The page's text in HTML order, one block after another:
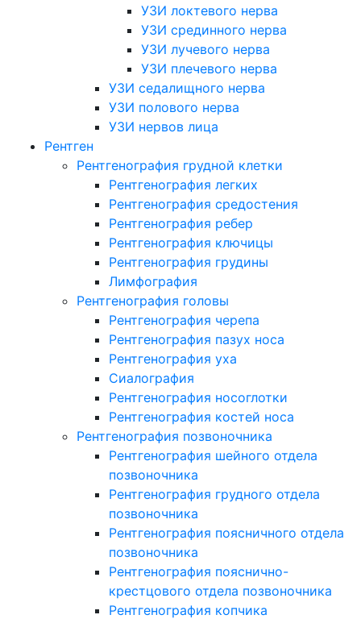
УЗИ локтевого нерва
УЗИ срединного нерва
УЗИ лучевого нерва
УЗИ плечевого нерва
УЗИ седалищного нерва
УЗИ полового нерва
УЗИ нервов лица
Рентген
Рентгенография грудной клетки
Рентгенография легких
Рентгенография средостения
Рентгенография ребер
Рентгенография ключицы
Рентгенография грудины
Лимфография
Рентгенография головы
Рентгенография черепа
Рентгенография пазух носа
Рентгенография уха
Сиалография
Рентгенография носоглотки
Рентгенография костей носа
Рентгенография позвоночника
Рентгенография шейного отдела
позвоночника
Рентгенография грудного отдела
позвоночника
Рентгенография поясничного отдела
позвоночника
Рентгенография пояснично-
крестцового отдела позвоночника
Рентгенография копчика